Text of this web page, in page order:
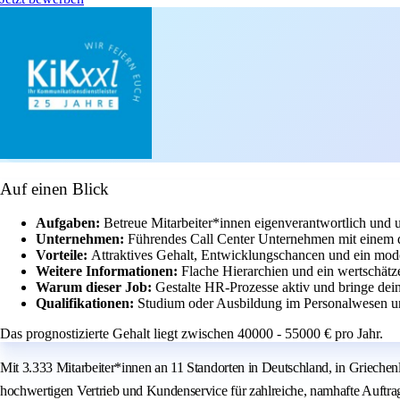
Auf einen Blick
Aufgaben: Betreue Mitarbeiter*innen eigenverantwortlich und
Unternehmen: Führendes Call Center Unternehmen mit
Vorteile: Attraktives Gehalt, Entwicklungschancen und ein
Weitere Informationen: Flache Hierarchien und ein
Warum dieser Job: Gestalte HR-Prozesse aktiv und bringe
Qualifikationen: Studium oder Ausbildung im Personalwesen
Das prognostizierte Gehalt liegt zwischen 40000 - 55000 € pro Jahr.
Mit 3.333 Mitarbeiter*innen an 11 Standorten in Deutschland, in
hochwertigen Vertrieb und Kundenservice für zahlreiche, namhafte